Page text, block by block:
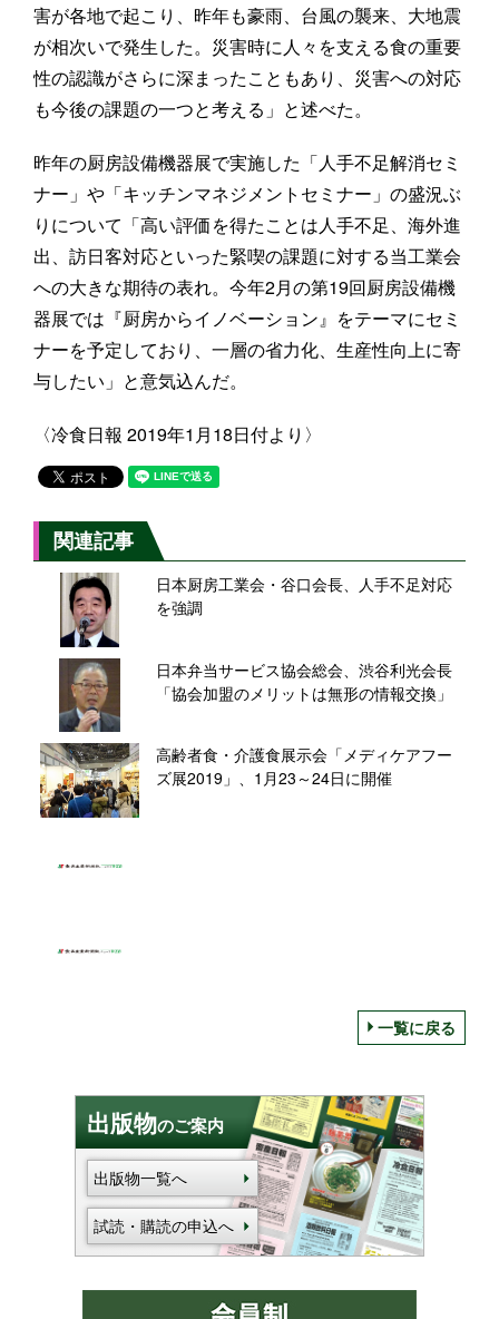
害が各地で起こり、昨年も豪雨、台風の襲来、大地震
が相次いで発生した。災害時に人々を支える食の重要
性の認識がさらに深まったこともあり、災害への対応
も今後の課題の一つと考える」と述べた。
昨年の厨房設備機器展で実施した「人手不足解消セミ
ナー」や「キッチンマネジメントセミナー」の盛況ぶ
りについて「高い評価を得たことは人手不足、海外進
出、訪日客対応といった緊喫の課題に対する当工業会
への大きな期待の表れ。今年2月の第19回厨房設備機
器展では『厨房からイノベーション』をテーマにセミ
ナーを予定しており、一層の省力化、生産性向上に寄
与したい」と意気込んだ。
〈冷食日報 2019年1月18日付より〉
関連記事
日本厨房工業会・谷口会長、人手不足対応
を強調
日本弁当サービス協会総会、渋谷利光会長
「協会加盟のメリットは無形の情報交換」
高齢者食・介護食展示会「メディケアフー
ズ展2019」、1月23～24日に開催
一覧に戻る
出版物のご案内
出版物一覧へ
試読・購読の申込へ